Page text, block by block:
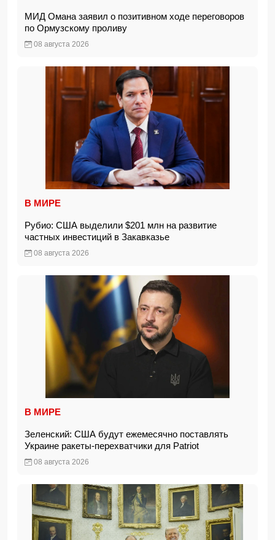
МИД Омана заявил о позитивном ходе переговоров
по Ормузскому проливу
08 августа 2026
В МИРЕ
Рубио: США выделили $201 млн на развитие
частных инвестиций в Закавказье
08 августа 2026
В МИРЕ
Зеленский: США будут ежемесячно поставлять
Украине ракеты-перехватчики для Patriot
08 августа 2026